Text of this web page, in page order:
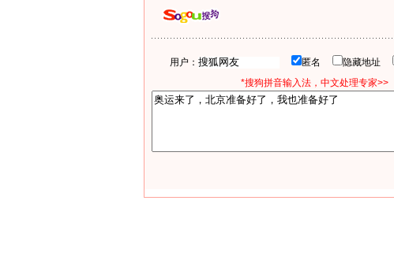
用户： 匿名 隐藏地址
*搜狗拼音输入法，中文处理专家>>